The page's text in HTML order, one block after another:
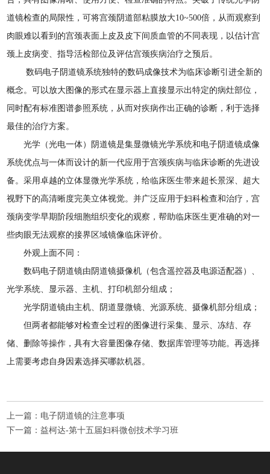
道镜检查的局限性，可将宫颈阴道部粘膜放大10~500倍，从而观察到
肉眼难以看到的宫颈表面上皮及皮下间质血管的不同表现，以估计宫
颈上皮病变、指导活检部位及评估宫颈疾病治疗之预后。
数码电子阴道镜系统独特的数码成像技术为临床诊断引进全新的
概念。可以放大图像的形式在显示器上直接显示出特定的病灶部位，
同时配有标准图谱参照系统，从而对疾病作出正确的诊断，利于选择
最佳的治疗方案。
光学（光电一体）阴道镜是集显微镜光学系统和电子阴道镜成像
系统优点与一体而设计的新一代应用于宫颈疾病与临床诊断的先进设
备。采用卓越的立体显微光学系统，给临床医生带来超长景深、超大
视野下的高清晰度完美立体视觉。并广泛应用于妇科检查和治疗，宫
颈病变学早期阶段细胞组织变化的观察，帮助临床医生更准确的对一
些肉眼无法观察的接界区域镜像临床评价。
外观上面不同：
数码电子阴道镜由阴道镜摄像机（包含遥控器及电源适配器）、
光学系统、显示器、主机、打印机部分组成；
光学阴道镜由主机、阴道显微镜、光源系统、摄像机部分组成；
但两者都能够对检查全过程的图像进行采集、显示、冻结、存
储、删除等操作，具有大容量图像存储、数据库管理等功能。再选择
上需要考虑自身因素选择买哪款机器。
上一篇： 电子阴道镜的注意事项
下一篇：益柯达-第十五届妇科微创技术学习班